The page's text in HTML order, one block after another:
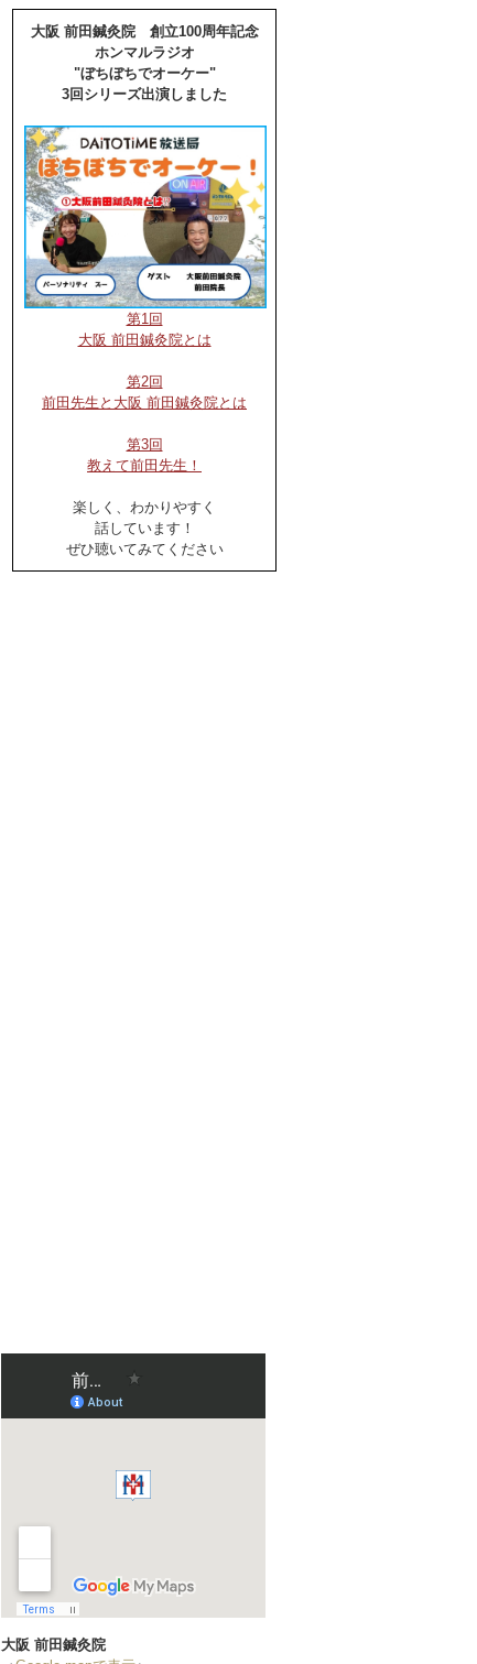
大阪 前田鍼灸院 創立100周年記念
ホンマルラジオ
"ぼちぼちでオーケー"
3回シリーズ出演しました
第1回
大阪 前田鍼灸院とは
第2回
前田先生と大阪 前田鍼灸院とは
第3回
教えて前田先生！
楽しく、わかりやすく
話しています！
ぜひ聴いてみてください
大阪 前田鍼灸院